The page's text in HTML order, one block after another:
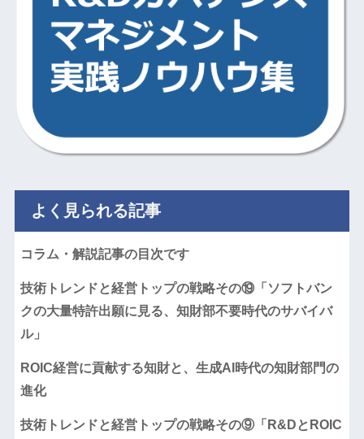
よく見られる記事
コラム・解説記事の目次です
技術トレンドと経営トップの戦略その⑲「ソフトバン
クの大量特許出願に見る、知財部不要時代のサバイバ
ル」
ROIC経営に貢献する知財と、生成AI時代の知財部門の
進化
技術トレンドと経営トップの戦略その⑨「R&DとROIC